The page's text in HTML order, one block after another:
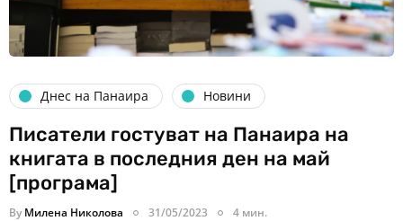
Днес на Панаира Новини
Писатели гостуват на Панаира на
книгата в последния ден на май
[програма]
By Милена Николова 31/05/2023 4 мин.